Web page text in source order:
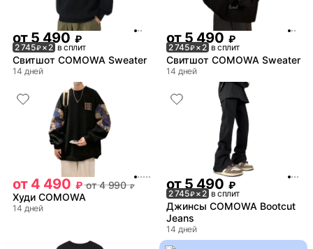
от5 490 ₽
2 745₽× 2 в сплит
Свитшот COMOWA Sweater
14 дней
от5 490 ₽
2 745₽× 2 в сплит
Свитшот COMOWA Sweater
14 дней
от 4 490 ₽ от 4 990 ₽
Худи COMOWA
14 дней
от5 490 ₽
2 745₽× 2 в сплит
Джинсы COMOWA Bootcut
Jeans
14 дней